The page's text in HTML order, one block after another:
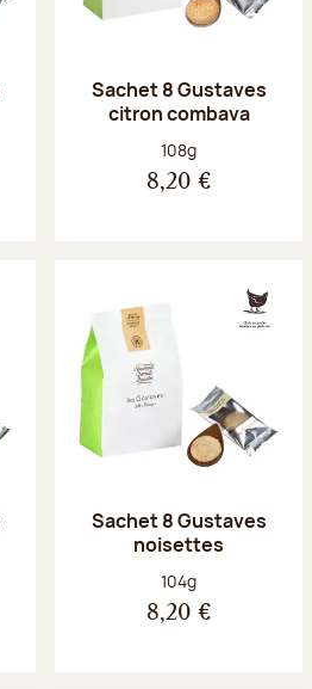
Sachet 8 Gustaves
citron combava
Poids net :
108g
8,20 €
Sachet 8 Gustaves
noisettes
Poids net :
104g
8,20 €